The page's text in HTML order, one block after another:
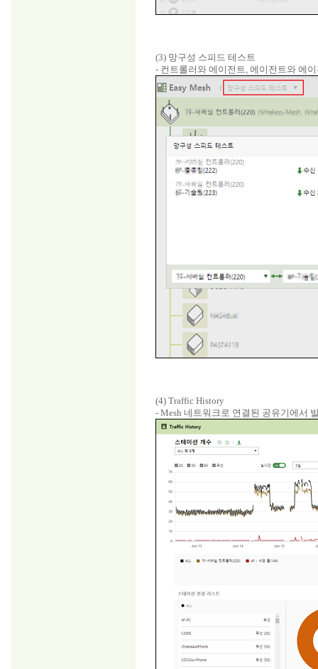
(3) 망구성 스피드 테스트
- 컨트롤러와 에이전트, 에이전트와 에
(4) Traffic History
- Mesh 네트워크로 연결된 공유기에서